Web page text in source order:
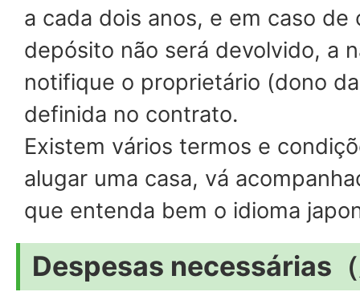
a cada dois anos, e em caso de
depósito não será devolvido, a
notifique o proprietário (dono
definida no contrato.
Existem vários termos e
alugar uma casa, vá
que entenda bem o idioma
Despesas necessárias